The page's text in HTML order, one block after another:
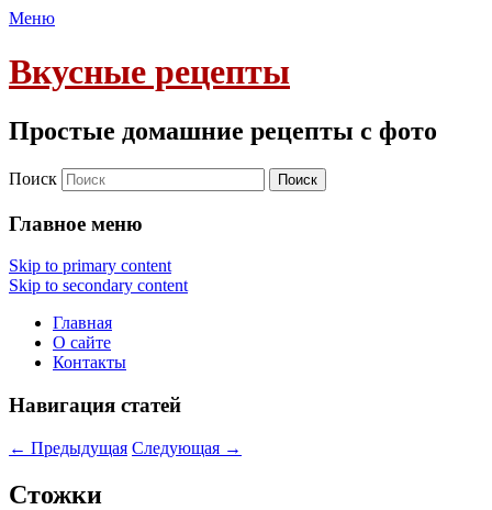
Меню
Вкусные рецепты
Простые домашние рецепты с фото
Поиск
Главное меню
Skip to primary content
Skip to secondary content
Главная
О сайте
Контакты
Навигация статей
← Предыдущая Следующая →
Стожки